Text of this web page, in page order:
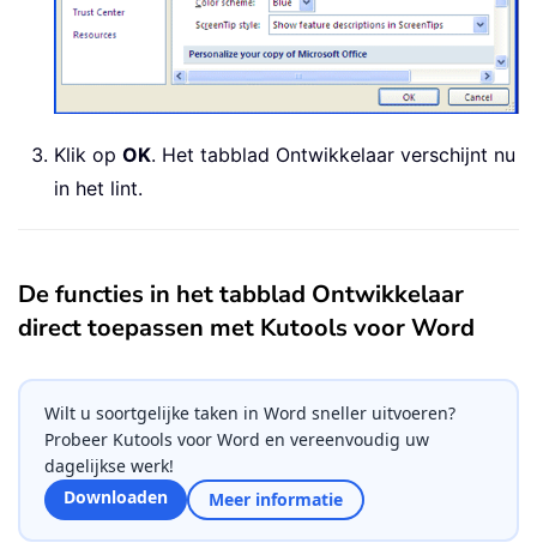
Klik op OK. Het tabblad Ontwikkelaar verschijnt nu
in het lint.
De functies in het tabblad Ontwikkelaar
direct toepassen met Kutools voor Word
Wilt u soortgelijke taken in Word sneller uitvoeren?
Probeer Kutools voor Word en vereenvoudig uw
dagelijkse werk!
Downloaden
Meer informatie